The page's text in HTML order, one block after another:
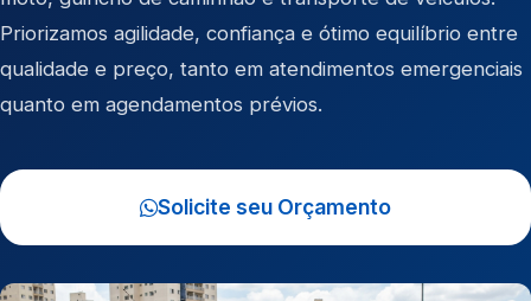
Priorizamos agilidade, confiança e ótimo equilíbrio entre
qualidade e preço, tanto em atendimentos emergenciais
quanto em agendamentos prévios.
Solicite seu Orçamento